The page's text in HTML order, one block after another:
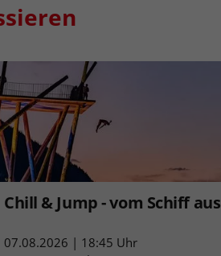
Chill & Jump - vom Schiff aus
07.08.2026 | 18:45 Uhr